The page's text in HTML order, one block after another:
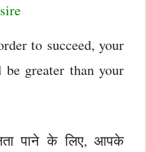
to succeed, your
be greater than your
पाने के लिए, आपके